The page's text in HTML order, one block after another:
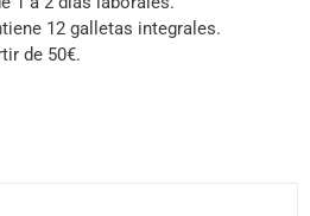
12 galletas integrales.
de 50€.